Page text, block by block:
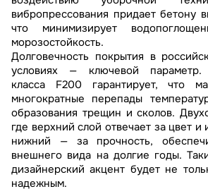
вибропрессования придает бетону
что минимизирует
морозостойкость.
Долговечность покрытия в
условиях — ключевой параметр.
класса F200 гарантирует, что
многократные перепады
образования трещин и сколов.
где верхний слой отвечает за цвет и
нижний — за прочность,
внешнего вида на долгие годы.
дизайнерский акцент будет не
надежным.